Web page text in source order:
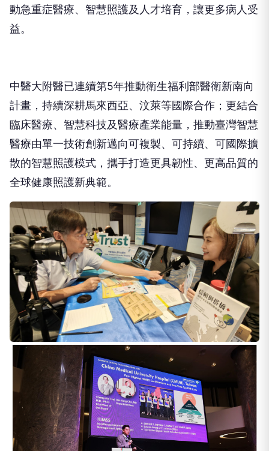
動急重症醫療、智慧照護及人才培育，讓更多病人受
益。
中醫大附醫已連續第5年推動衛生福利部醫衛新南向
計畫，持續深耕馬來西亞、汶萊等國際合作；更結合
臨床醫療、智慧科技及醫療產業能量，推動臺灣智慧
醫療由單一技術創新邁向可複製、可持續、可國際擴
散的智慧照護模式，攜手打造更具韌性、更高品質的
全球健康照護新典範。